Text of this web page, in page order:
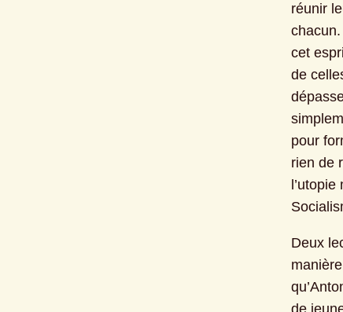
réunir
cet
de
pour
rien de
Deux